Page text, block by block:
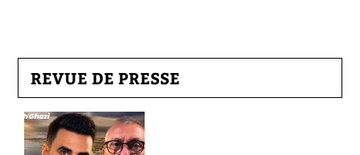
REVUE DE PRESSE